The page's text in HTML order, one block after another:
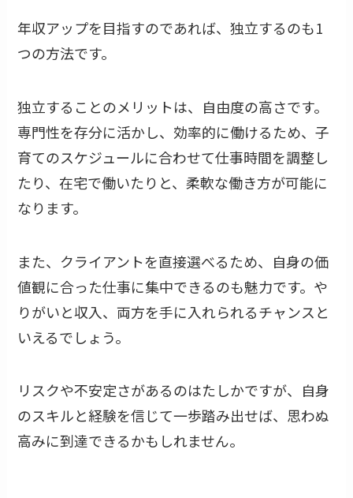
年収アップを目指すのであれば、独立するのも1
つの方法です。
独立することのメリットは、自由度の高さです。
専門性を存分に活かし、効率的に働けるため、子
育てのスケジュールに合わせて仕事時間を調整し
たり、在宅で働いたりと、柔軟な働き方が可能に
なります。
また、クライアントを直接選べるため、自身の価
値観に合った仕事に集中できるのも魅力です。や
りがいと収入、両方を手に入れられるチャンスと
いえるでしょう。
リスクや不安定さがあるのはたしかですが、自身
のスキルと経験を信じて一歩踏み出せば、思わぬ
高みに到達できるかもしれません。